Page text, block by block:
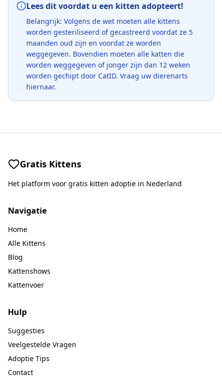
Lees dit voordat u een kitten adopteert!
Belangrijk: Volgens de wet moeten alle kittens
worden gesteriliseerd of gecastreerd voordat ze 5
maanden oud zijn en voordat ze worden
weggegeven. Bovendien moeten alle katten die
worden weggegeven of jonger zijn dan 12 weken
worden gechipt door CatID. Vraag uw dierenarts
hiernaar.
Gratis Kittens
Het platform voor gratis kitten adoptie in Nederland
Navigatie
Home
Alle Kittens
Blog
Kattenshows
Kattenvoer
Hulp
Suggesties
Veelgestelde Vragen
Adoptie Tips
Contact